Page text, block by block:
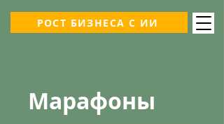
РОСТ БИЗНЕСА С ИИ
Марафоны